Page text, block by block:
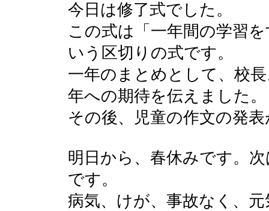
今日は修了式でした。
この式は「一年間の学習
いう区切りの式です。
一年のまとめとして、校
年への期待を伝えました。
その後、児童の作文の発
明日から、春休みです。
です。
病気、けが、事故なく、